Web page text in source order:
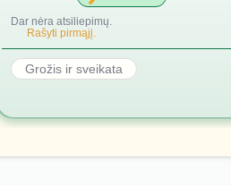
Dar nėra atsiliepimų.
Rašyti pirmąjį.
Grožis ir sveikata